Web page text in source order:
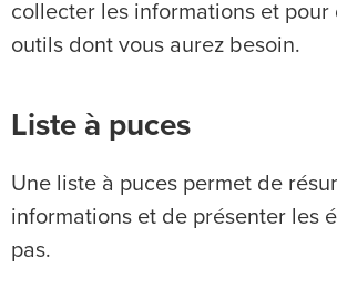
collecter les informations et pour
outils dont vous aurez besoin.
Liste à puces
Une liste à puces permet de
informations et de présenter les
pas.